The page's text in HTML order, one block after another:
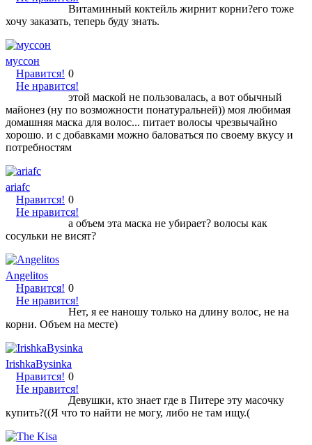
Витаминный коктейль жирнит корни?его тоже
хочу заказать, теперь буду знать.
муссон
Нравится!
Не нравится!
0
этой маской не пользовалась, а вот обычный
майонез (ну по возможности понатуральней)) моя любимая
домашняя маска для волос... питает волосы чрезвычайно
хорошо. и с добавками можно баловаться по своему вкусу и
потребностям
ariafc
Нравится!
Не нравится!
0
а объем эта маска не убирает? волосы как
сосульки не висят?
Angelitos
Нравится!
Не нравится!
0
Нет, я ее наношу только на длину волос, не на
корни. Объем на месте)
IrishkaBysinka
Нравится!
Не нравится!
0
Девушки, кто знает где в Питере эту масочку
купить?((Я что то найти не могу, либо не там ищу.(